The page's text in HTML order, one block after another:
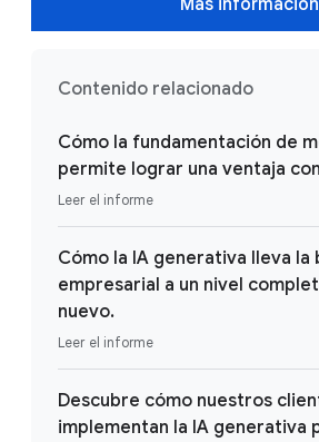
Más información
Contenido relacionado
Cómo la fundamentación de
permite lograr una ventaja
Leer el informe
Cómo la IA generativa lleva la
empresarial a un nivel
nuevo.
Leer el informe
Descubre cómo nuestros
implementan la IA generativa